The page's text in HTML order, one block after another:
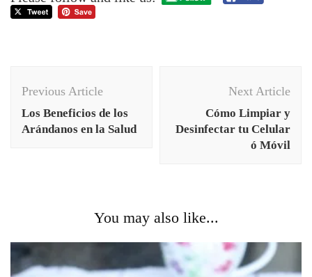
Navigation
Previous Article
Los Beneficios de los
Arándanos en la Salud
Next Article
Cómo Limpiar y
Desinfectar tu Celular
ó Móvil
You may also like...